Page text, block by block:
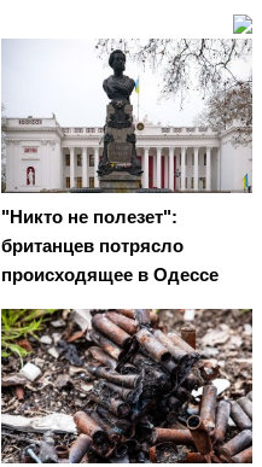
"Никто не полезет":
британцев потрясло
происходящее в Одессе